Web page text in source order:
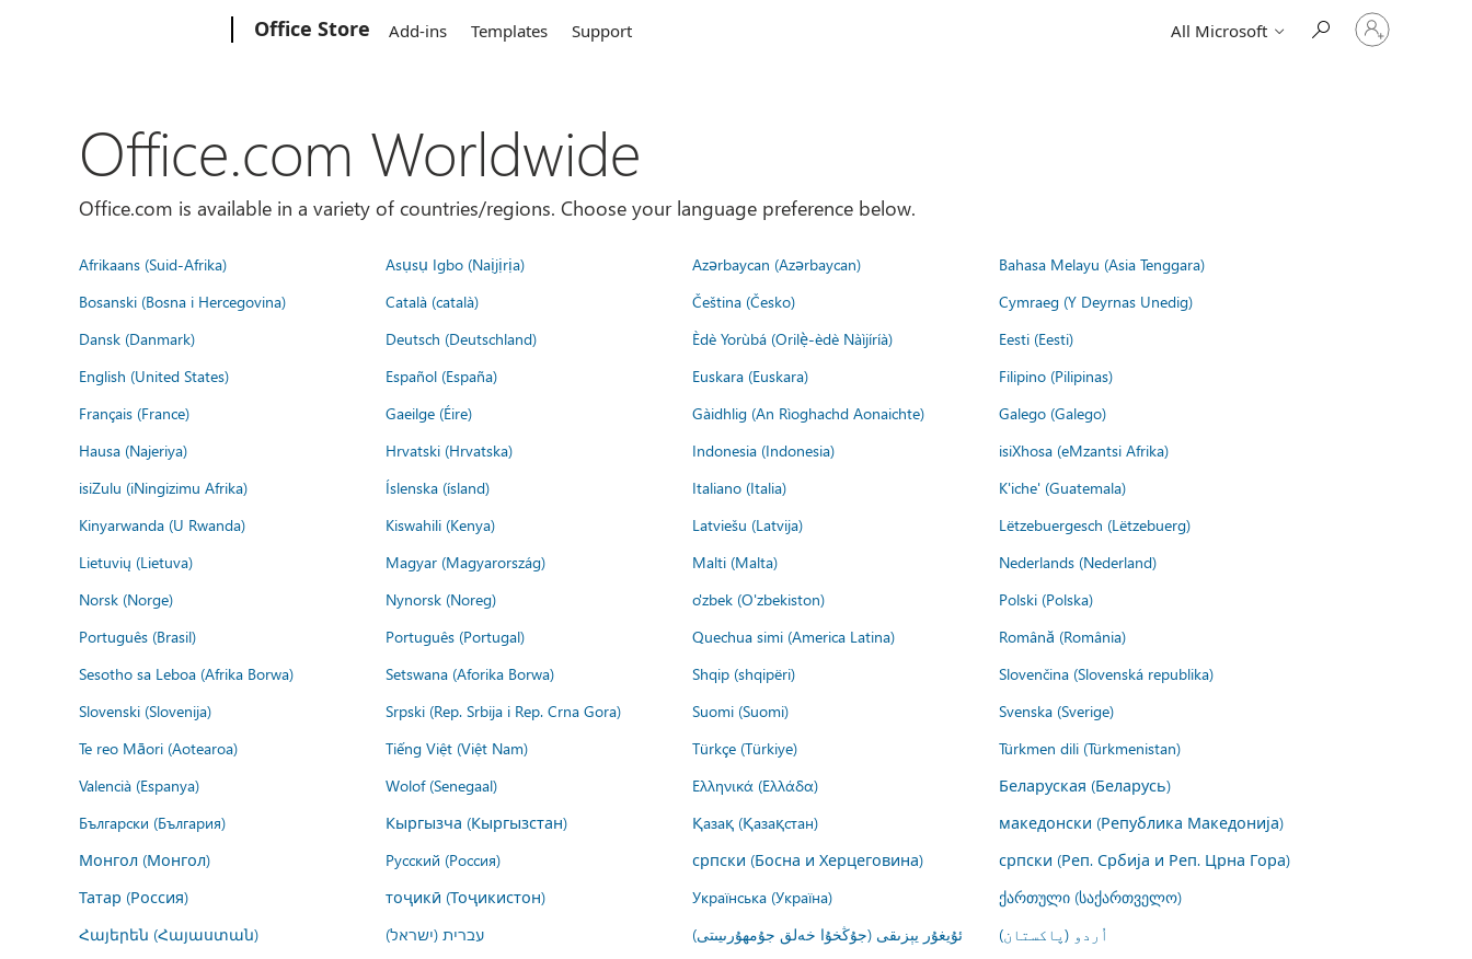
Office Store Add-ins Templates Support All Microsoft
Sign
in
Office.com Worldwide
Office.com is available in a variety of countries/regions. Choose your language preference below.
Afrikaans (Suid-Afrika) Asụsụ Igbo (Naịjịrịa) Azərbaycan (Azərbaycan)
Bahasa Melayu (Asia Tenggara)
Bosanski (Bosna i Hercegovina)
Català (català) Čeština (Česko)
Cymraeg (Y Deyrnas Unedig)
Dansk (Danmark)
Deutsch (Deutschland) Èdè Yorùbá (Orilẹ̀-èdè Nàìjíríà)
Eesti (Eesti)
English (United States)
Español (España) Euskara (Euskara)
Filipino (Pilipinas)
Français (France)
Gaeilge (Éire) Gàidhlig (An Rìoghachd Aonaichte)
Galego (Galego)
Hausa (Najeriya)
Hrvatski (Hrvatska) Indonesia (Indonesia)
isiXhosa (eMzantsi Afrika)
isiZulu (iNingizimu Afrika)
Íslenska (ísland) Italiano (Italia)
K'iche' (Guatemala)
Kinyarwanda (U Rwanda)
Kiswahili (Kenya) Latviešu (Latvija)
Lëtzebuergesch (Lëtzebuerg)
Lietuvių (Lietuva)
Magyar (Magyarország) Malti (Malta)
Nederlands (Nederland)
Norsk (Norge)
Nynorsk (Noreg) o'zbek (O'zbekiston)
Polski (Polska)
Português (Brasil)
Português (Portugal) Quechua simi (America Latina)
Română (România)
Sesotho sa Leboa (Afrika Borwa)
Setswana (Aforika Borwa) Shqip (shqipëri)
Slovenčina (Slovenská republika)
Slovenski (Slovenija)
Srpski (Rep. Srbija i Rep. Crna Gora) Suomi (Suomi)
Svenska (Sverige)
Te reo Māori (Aotearoa)
Tiếng Việt (Việt Nam) Türkçe (Türkiye)
Türkmen dili (Türkmenistan)
Valencià (Espanya)
Wolof (Senegaal) Ελληνικά (Ελλάδα)
Беларуская (Беларусь)
Български (България)
Кыргызча (Кыргызстан) Қазақ (Қазақстан)
македонски (Република Македонија)
Монгол (Монгол)
Русский (Россия) српски (Босна и Херцеговина)
српски (Реп. Србија и Реп. Црна Гора)
Татар (Россия)
тоҷикӣ (Тоҷикистон) Українська (Україна)
ქართული (საქართველო)
Հայերեն (Հայաստան)
עברית (ישראל) ئۇيغۇر يېزىقى (جۇڭخۇا خەلق جۇمھۇرىيىتى)
اُردو (پاکستان)